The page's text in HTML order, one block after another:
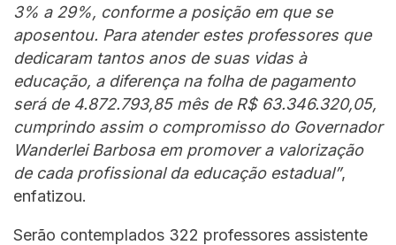
3% a 29%, conforme a posição em que se
aposentou. Para atender estes professores que
dedicaram tantos anos de suas vidas à
educação, a diferença na folha de pagamento
será de 4.872.793,85 mês de R$ 63.346.320,05,
cumprindo assim o compromisso do Governador
Wanderlei Barbosa em promover a valorização
de cada profissional da educação estadual”,
enfatizou.
Serão contemplados 322 professores assistente